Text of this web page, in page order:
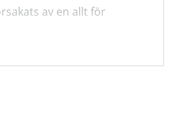
av en allt för